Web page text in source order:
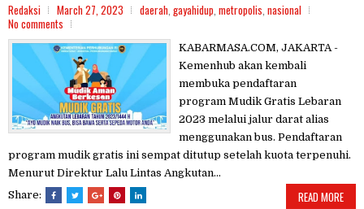
Redaksi March 27, 2023 daerah, gayahidup, metropolis, nasional
No comments
KABARMASA.COM, JAKARTA -
Kemenhub akan kembali
membuka pendaftaran
program Mudik Gratis Lebaran
2023 melalui jalur darat alias
menggunakan bus. Pendaftaran
program mudik gratis ini sempat ditutup setelah kuota terpenuhi.
Menurut Direktur Lalu Lintas Angkutan...
Share:
READ MORE